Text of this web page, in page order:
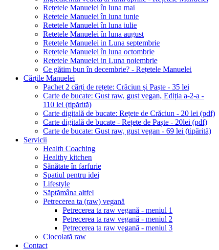
Rețetele Manuelei în luna mai
Retetele Manuelei în luna iunie
Retetele Manuelei în luna iulie
Retetele Manuelei în luna august
Retetele Manuelei in Luna septembrie
Rețetele Manuelei în luna octombrie
Retetele Manuelei in Luna noiembrie
Ce gătim bun în decembrie? - Rețetele Manuelei
Cărțile Manuelei
Pachet 2 cărți de rețete: Crăciun și Paște - 35 lei
Carte de bucate: Gust raw, gust vegan, Ediția a-2-a -
110 lei (tipărită)
Carte digitală de bucate: Rețete de Crăciun - 20 lei (pdf)
Carte digitală de bucate - Rețete de Paște - 20lei (pdf)
Carte de bucate: Gust raw, gust vegan - 69 lei (tipărită)
Servicii
Health Coaching
Healthy kitchen
Sănătate în farfurie
Spatiul pentru idei
Lifestyle
Săptămâna altfel
Petrecerea ta (raw) vegană
Petrecerea ta raw vegană - meniul 1
Petrecerea ta raw vegană - meniul 2
Petrecerea ta raw vegană - meniul 3
Ciocolată raw
Contact